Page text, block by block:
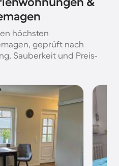
höchsten
geprüft nach
Sauberkeit und Preis-